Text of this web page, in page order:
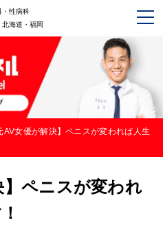
・性病科
海道・福岡
AV女優が解決】ペニスが変われば人生
】ペニスが変われ